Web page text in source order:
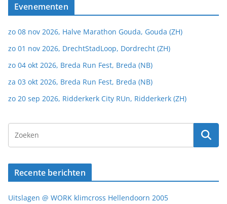
Evenementen
zo 08 nov 2026, Halve Marathon Gouda, Gouda (ZH)
zo 01 nov 2026, DrechtStadLoop, Dordrecht (ZH)
zo 04 okt 2026, Breda Run Fest, Breda (NB)
za 03 okt 2026, Breda Run Fest, Breda (NB)
zo 20 sep 2026, Ridderkerk City RUn, Ridderkerk (ZH)
Recente berichten
Uitslagen @ WORK klimcross Hellendoorn 2005